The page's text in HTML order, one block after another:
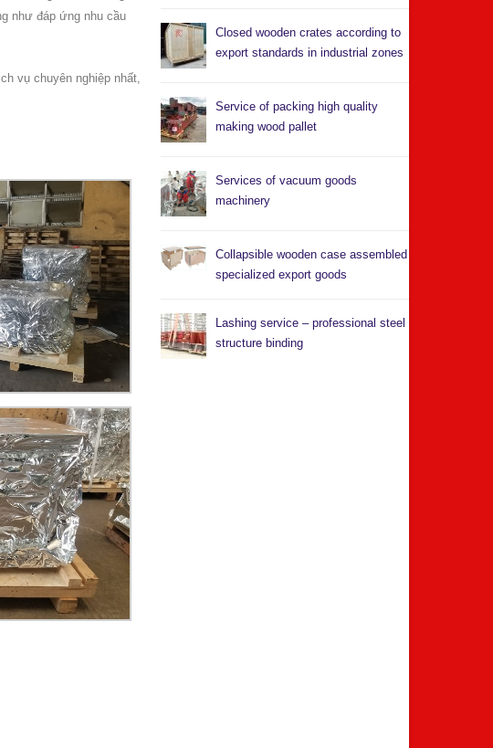
như đáp ứng nhu cầu
vụ chuyên nghiệp nhất,
Closed wooden crates according to
export standards in industrial zones
Service of packing high quality
making wood pallet
Services of vacuum goods
machinery
Collapsible wooden case assembled
specialized export goods
Lashing service – professional steel
structure binding